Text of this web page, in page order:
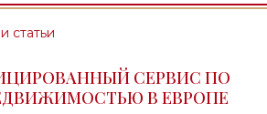
статьи
СЕРВИС ПО
В ЕВРОПЕ